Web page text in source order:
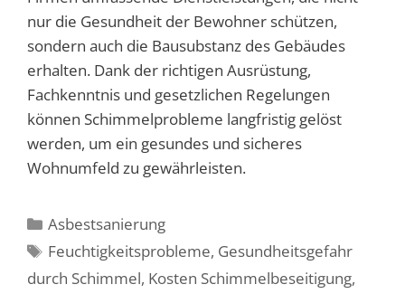
nur die Gesundheit der Bewohner schützen,
sondern auch die Bausubstanz des Gebäudes
erhalten. Dank der richtigen Ausrüstung,
Fachkenntnis und gesetzlichen Regelungen
können Schimmelprobleme langfristig gelöst
werden, um ein gesundes und sicheres
Wohnumfeld zu gewährleisten.
Kategorien
Asbestsanierung
Schlagwörter
Feuchtigkeitsprobleme, Gesundheitsgefahr
durch Schimmel, Kosten Schimmelbeseitigung,